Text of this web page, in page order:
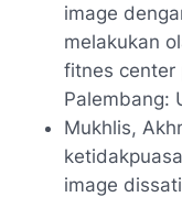
image
melakukan
fitnes center
Palembang:
Mukhlis,
image